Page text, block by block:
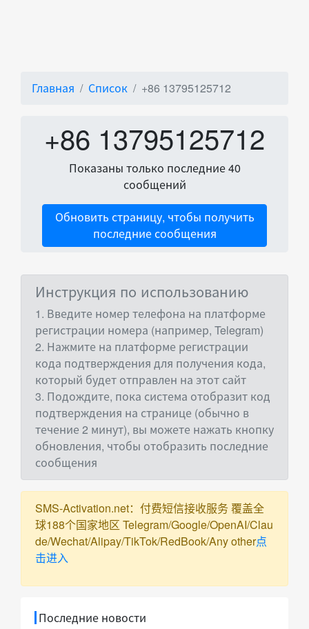
Главная Список +86 13795125712
+86 13795125712
Показаны только последние 40
сообщений
Обновить страницу, чтобы получить
последние сообщения
Инструкция по использованию
1. Введите номер телефона на платформе
регистрации номера (например, Telegram)
2. Нажмите на платформе регистрации
кода подтверждения для получения кода,
который будет отправлен на этот сайт
3. Подождите, пока система отобразит код
подтверждения на странице (обычно в
течение 2 минут), вы можете нажать кнопку
обновления, чтобы отобразить последние
сообщения
SMS-Activation.net：付费短信接收服务 覆盖全
球188个国家地区 Telegram/Google/OpenAI/Clau
de/Wechat/Alipay/TikTok/RedBook/Any other点
击进入
Последние новости